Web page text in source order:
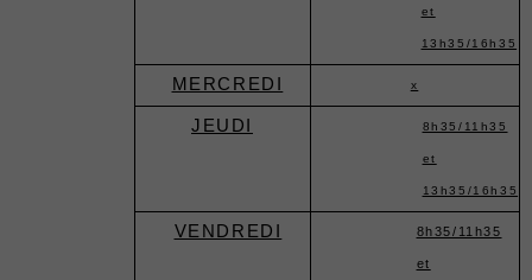
et
13h35/16h35
MERCREDI x
JEUDI 8h35/11h35
et
13h35/16h35
VENDREDI 8h35/11h35
et